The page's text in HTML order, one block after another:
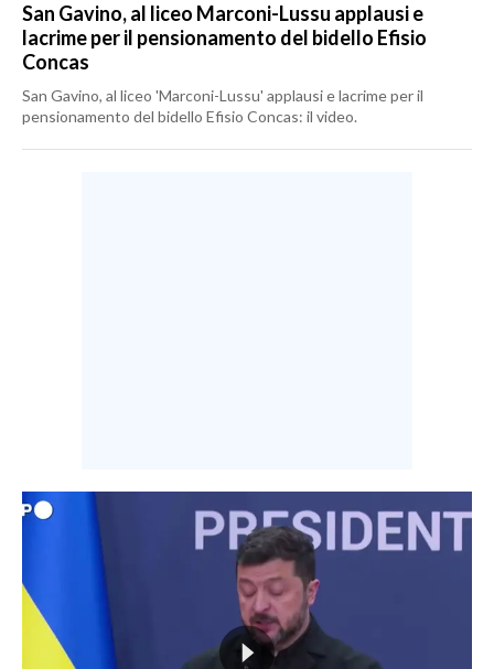
San Gavino, al liceo Marconi-Lussu applausi e
lacrime per il pensionamento del bidello Efisio
Concas
San Gavino, al liceo 'Marconi-Lussu' applausi e lacrime per il
pensionamento del bidello Efisio Concas: il video.